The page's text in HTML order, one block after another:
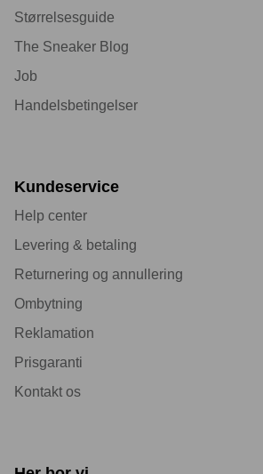
Størrelsesguide
The Sneaker Blog
Job
Handelsbetingelser
Kundeservice
Help center
Levering & betaling
Returnering og annullering
Ombytning
Reklamation
Prisgaranti
Kontakt os